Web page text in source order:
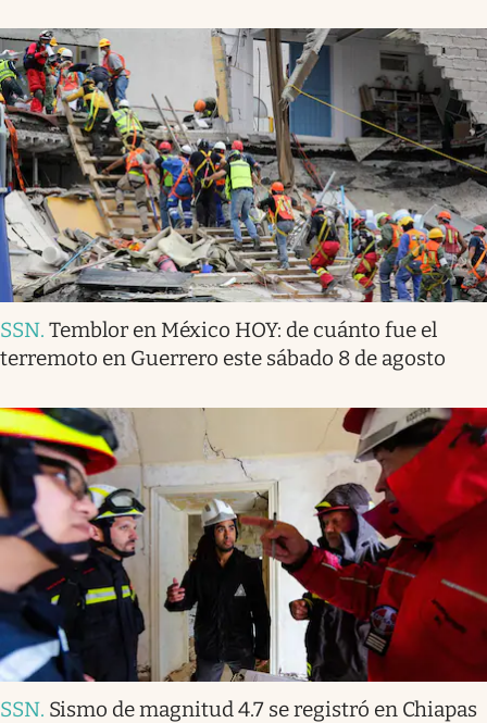
SSN. Temblor en México HOY: de cuánto fue el
terremoto en Guerrero este sábado 8 de agosto
SSN. Sismo de magnitud 4.7 se registró en Chiapas